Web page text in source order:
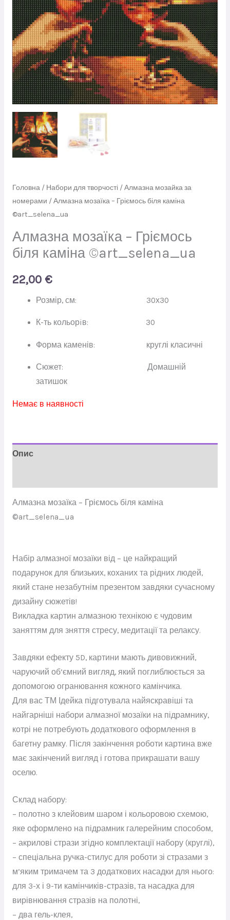
Головна/ Набори для творчості/Алмазна мозайка за
номерами / Алмазна мозаїка – Гріємось біля каміна
©art_selena_ua
Алмазна мозаїка – Гріємось
біля каміна ©art_selena_ua
22,00 €
Розмір, см: 30х30
К-ть кольорiв: 30
Форма каменів: круглі класичні
Сюжет: Домашній
затишок
Немає в наявності
Опис
Алмазна мозаїка – Гріємось біля каміна
©art_selena_ua
Набір алмазної мозаїки від – це найкращий
подарунок для близьких, коханих та рідних людей,
який стане незабутнім презентом завдяки сучасному
дизайну сюжетів!
Викладка картин алмазною технікою є чудовим
заняттям для зняття стресу, медитації та релаксу.
Завдяки ефекту 5D, картини мають дивовижний,
чаруючий об’ємний вигляд, який поглиблюється за
допомогою огранювання кожного камінчика.
Для вас ТМ Ідейка підготувала найяскравіші та
найгарніші набори алмазної мозаїки на підрамнику,
котрі не потребують додаткового оформлення в
багетну рамку. Після закінчення роботи картина вже
має закінчений вигляд і готова прикрашати вашу
оселю.
Склад набору:
– полотно з клейовим шаром і кольоровою схемою,
яке оформлено на підрамник галерейним способом,
– акрилові стрази згідно комплектації набору (круглі),
– спеціальна ручка-стилус для роботи зі стразами з
м’яким тримачем та 3 додаткових насадки для нього:
для 3-х і 9-ти камінчиків-стразів, та насадка для
вирівнювання стразів на полотні,
– два гель-клея,